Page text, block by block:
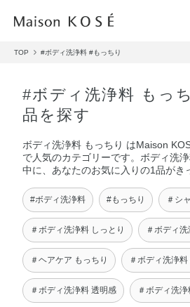
TOP #ボディ洗浄料 #もっちり
#ボディ洗浄料 もっ
品を探す
ボディ洗浄料 もっちり はMaison
で人気のカテゴリーです。ボディ洗
中に、あなたのお気に入りの1品がき
#ボディ洗浄料 #もっちり ＃シ
＃ボディ洗浄料 しっとり ＃ボディ
＃ヘアケア もっちり ＃ボディ洗浄
＃ボディ洗浄料 透明感 ＃ボディ洗